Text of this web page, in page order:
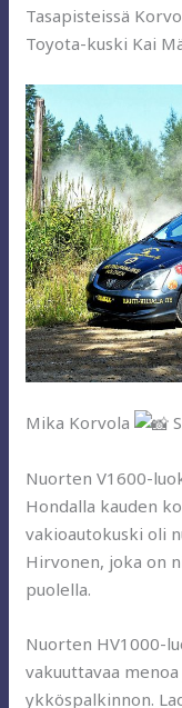
Tasapisteissä
Toyota-kuski Kai
Mika Korvola
Nuorten V1600-
Hondalla kauden
vakioautokuski oli
Hirvonen, joka on
puolella.
Nuorten HV1000-
vakuuttavaa
ykköspalkinnon.